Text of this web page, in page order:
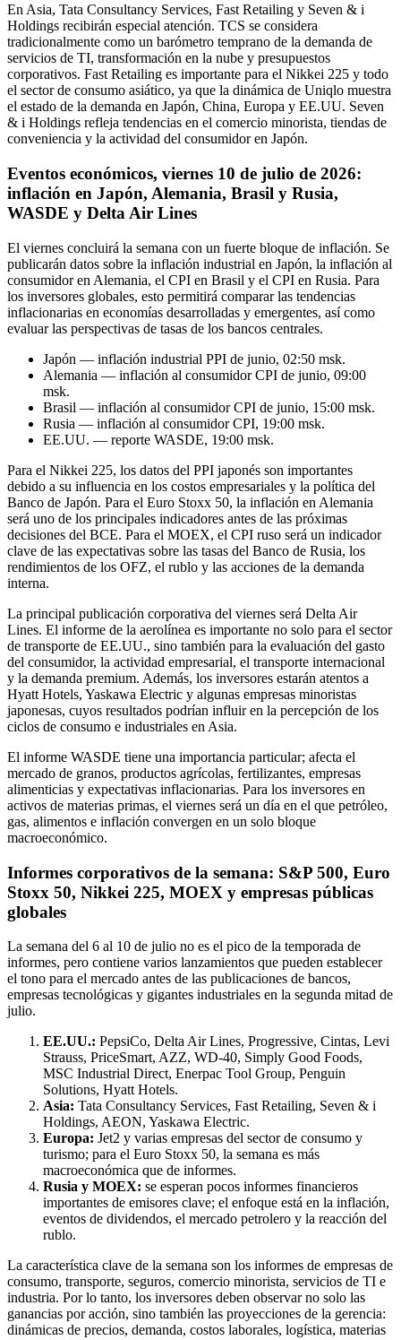
En Asia, Tata Consultancy Services, Fast Retailing y Seven & i
Holdings recibirán especial atención. TCS se considera
tradicionalmente como un barómetro temprano de la demanda de
servicios de TI, transformación en la nube y presupuestos
corporativos. Fast Retailing es importante para el Nikkei 225 y todo
el sector de consumo asiático, ya que la dinámica de Uniqlo muestra
el estado de la demanda en Japón, China, Europa y EE.UU. Seven
& i Holdings refleja tendencias en el comercio minorista, tiendas de
conveniencia y la actividad del consumidor en Japón.
Eventos económicos, viernes 10 de julio de 2026:
inflación en Japón, Alemania, Brasil y Rusia,
WASDE y Delta Air Lines
El viernes concluirá la semana con un fuerte bloque de inflación. Se
publicarán datos sobre la inflación industrial en Japón, la inflación al
consumidor en Alemania, el CPI en Brasil y el CPI en Rusia. Para
los inversores globales, esto permitirá comparar las tendencias
inflacionarias en economías desarrolladas y emergentes, así como
evaluar las perspectivas de tasas de los bancos centrales.
Japón — inflación industrial PPI de junio, 02:50 msk.
Alemania — inflación al consumidor CPI de junio, 09:00
msk.
Brasil — inflación al consumidor CPI de junio, 15:00 msk.
Rusia — inflación al consumidor CPI, 19:00 msk.
EE.UU. — reporte WASDE, 19:00 msk.
Para el Nikkei 225, los datos del PPI japonés son importantes
debido a su influencia en los costos empresariales y la política del
Banco de Japón. Para el Euro Stoxx 50, la inflación en Alemania
será uno de los principales indicadores antes de las próximas
decisiones del BCE. Para el MOEX, el CPI ruso será un indicador
clave de las expectativas sobre las tasas del Banco de Rusia, los
rendimientos de los OFZ, el rublo y las acciones de la demanda
interna.
La principal publicación corporativa del viernes será Delta Air
Lines. El informe de la aerolínea es importante no solo para el sector
de transporte de EE.UU., sino también para la evaluación del gasto
del consumidor, la actividad empresarial, el transporte internacional
y la demanda premium. Además, los inversores estarán atentos a
Hyatt Hotels, Yaskawa Electric y algunas empresas minoristas
japonesas, cuyos resultados podrían influir en la percepción de los
ciclos de consumo e industriales en Asia.
El informe WASDE tiene una importancia particular; afecta el
mercado de granos, productos agrícolas, fertilizantes, empresas
alimenticias y expectativas inflacionarias. Para los inversores en
activos de materias primas, el viernes será un día en el que petróleo,
gas, alimentos e inflación convergen en un solo bloque
macroeconómico.
Informes corporativos de la semana: S&P 500, Euro
Stoxx 50, Nikkei 225, MOEX y empresas públicas
globales
La semana del 6 al 10 de julio no es el pico de la temporada de
informes, pero contiene varios lanzamientos que pueden establecer
el tono para el mercado antes de las publicaciones de bancos,
empresas tecnológicas y gigantes industriales en la segunda mitad de
julio.
EE.UU.: PepsiCo, Delta Air Lines, Progressive, Cintas, Levi
Strauss, PriceSmart, AZZ, WD-40, Simply Good Foods,
MSC Industrial Direct, Enerpac Tool Group, Penguin
Solutions, Hyatt Hotels.
Asia: Tata Consultancy Services, Fast Retailing, Seven & i
Holdings, AEON, Yaskawa Electric.
Europa: Jet2 y varias empresas del sector de consumo y
turismo; para el Euro Stoxx 50, la semana es más
macroeconómica que de informes.
Rusia y MOEX: se esperan pocos informes financieros
importantes de emisores clave; el enfoque está en la inflación,
eventos de dividendos, el mercado petrolero y la reacción del
rublo.
La característica clave de la semana son los informes de empresas de
consumo, transporte, seguros, comercio minorista, servicios de TI e
industria. Por lo tanto, los inversores deben observar no solo las
ganancias por acción, sino también las proyecciones de la gerencia:
dinámicas de precios, demanda, costos laborales, logística, materias